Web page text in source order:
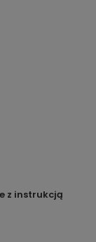
z instrukcją